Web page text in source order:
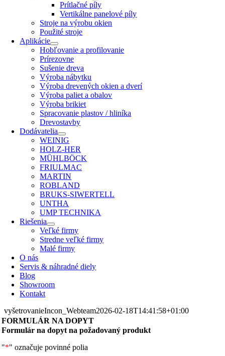
Prítlačné píly
Vertikálne panelové píly
Stroje na výrobu okien
Použité stroje
Aplikácie
Hobľovanie a profilovanie
Prírezovne
Sušenie dreva
Výroba nábytku
Výroba drevených okien a dverí
Výroba paliet a obalov
Výroba brikiet
Spracovanie plastov / hliníka
Drevostavby
Dodávatelia
WEINIG
HOLZ-HER
MÜHLBÖCK
FRIULMAC
MARTIN
ROBLAND
BRUKS-SIWERTELL
UNTHA
UMP TECHNIKA
Riešenia
Veľké firmy
Stredne veľké firmy
Malé firmy
O nás
Servis & náhradné diely
Blog
Showroom
Kontakt
vyšetrovanieIncon_Webteam2026-02-18T14:41:58+01:00
FORMULÁR NA DOPYT
Formulár na dopyt na požadovaný produkt
"*" označuje povinné polia